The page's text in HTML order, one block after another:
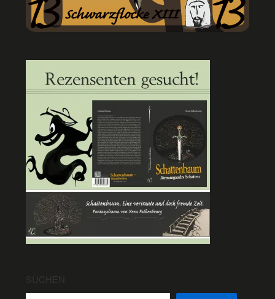
SUCHEN